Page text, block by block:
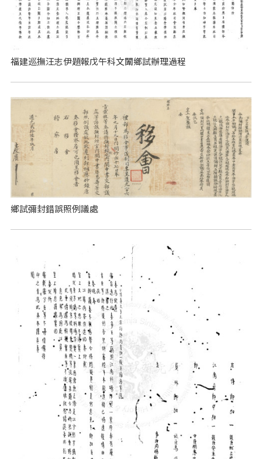
福建巡撫汪志伊題報戊午科文闈鄉試辦理過程
鄉試彌封錯誤照例議處